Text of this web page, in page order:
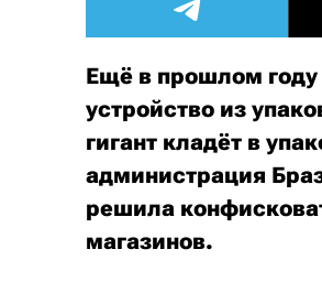
Ещё в прошлом году
устройство из
гигант кладёт в
администрация
решила
магазинов.